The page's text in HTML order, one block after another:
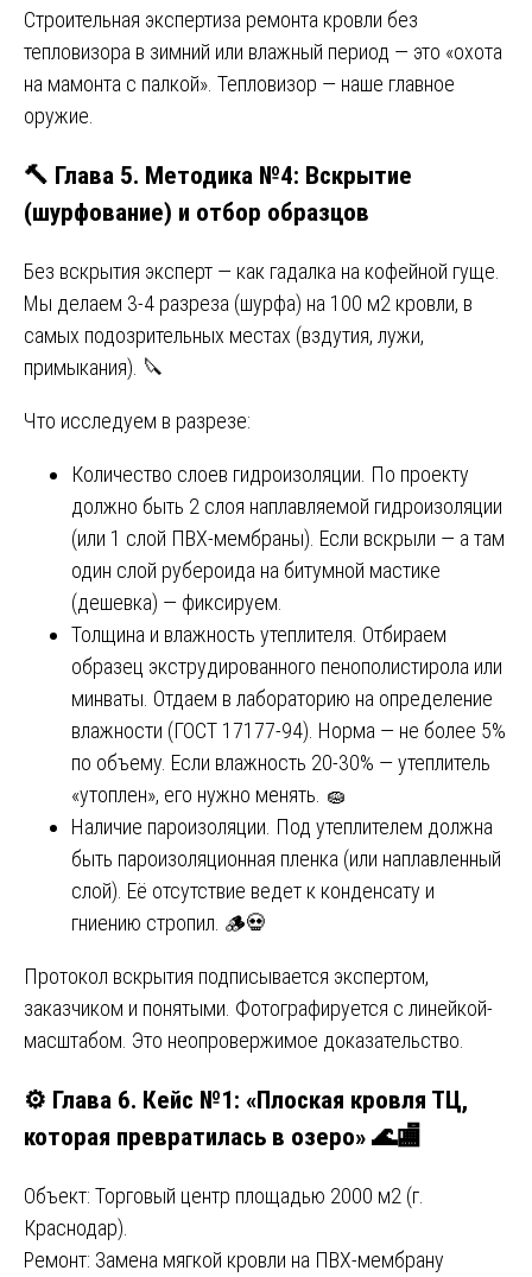
Строительная экспертиза ремонта кровли без
тепловизора в зимний или влажный период — это «охота
на мамонта с палкой». Тепловизор — наше главное
оружие.
🔨 Глава 5. Методика №4: Вскрытие
(шурфование) и отбор образцов
Без вскрытия эксперт — как гадалка на кофейной гуще.
Мы делаем 3-4 разреза (шурфа) на 100 м2 кровли, в
самых подозрительных местах (вздутия, лужи,
примыкания). 🔪
Что исследуем в разрезе:
Количество слоев гидроизоляции. По проекту
должно быть 2 слоя наплавляемой гидроизоляции
(или 1 слой ПВХ-мембраны). Если вскрыли — а там
один слой рубероида на битумной мастике
(дешевка) — фиксируем.
Толщина и влажность утеплителя. Отбираем
образец экструдированного пенополистирола или
минваты. Отдаем в лабораторию на определение
влажности (ГОСТ 17177-94). Норма — не более 5%
по объему. Если влажность 20-30% — утеплитель
«утоплен», его нужно менять. 🧽
Наличие пароизоляции. Под утеплителем должна
быть пароизоляционная пленка (или наплавленный
слой). Её отсутствие ведет к конденсату и
гниению стропил. 🪵💀
Протокол вскрытия подписывается экспертом,
заказчиком и понятыми. Фотографируется с линейкой-
масштабом. Это неопровержимое доказательство.
⚙️ Глава 6. Кейс №1: «Плоская кровля ТЦ,
которая превратилась в озеро» 🌊🏬
Объект: Торговый центр площадью 2000 м2 (г.
Краснодар).
Ремонт: Замена мягкой кровли на ПВХ-мембрану